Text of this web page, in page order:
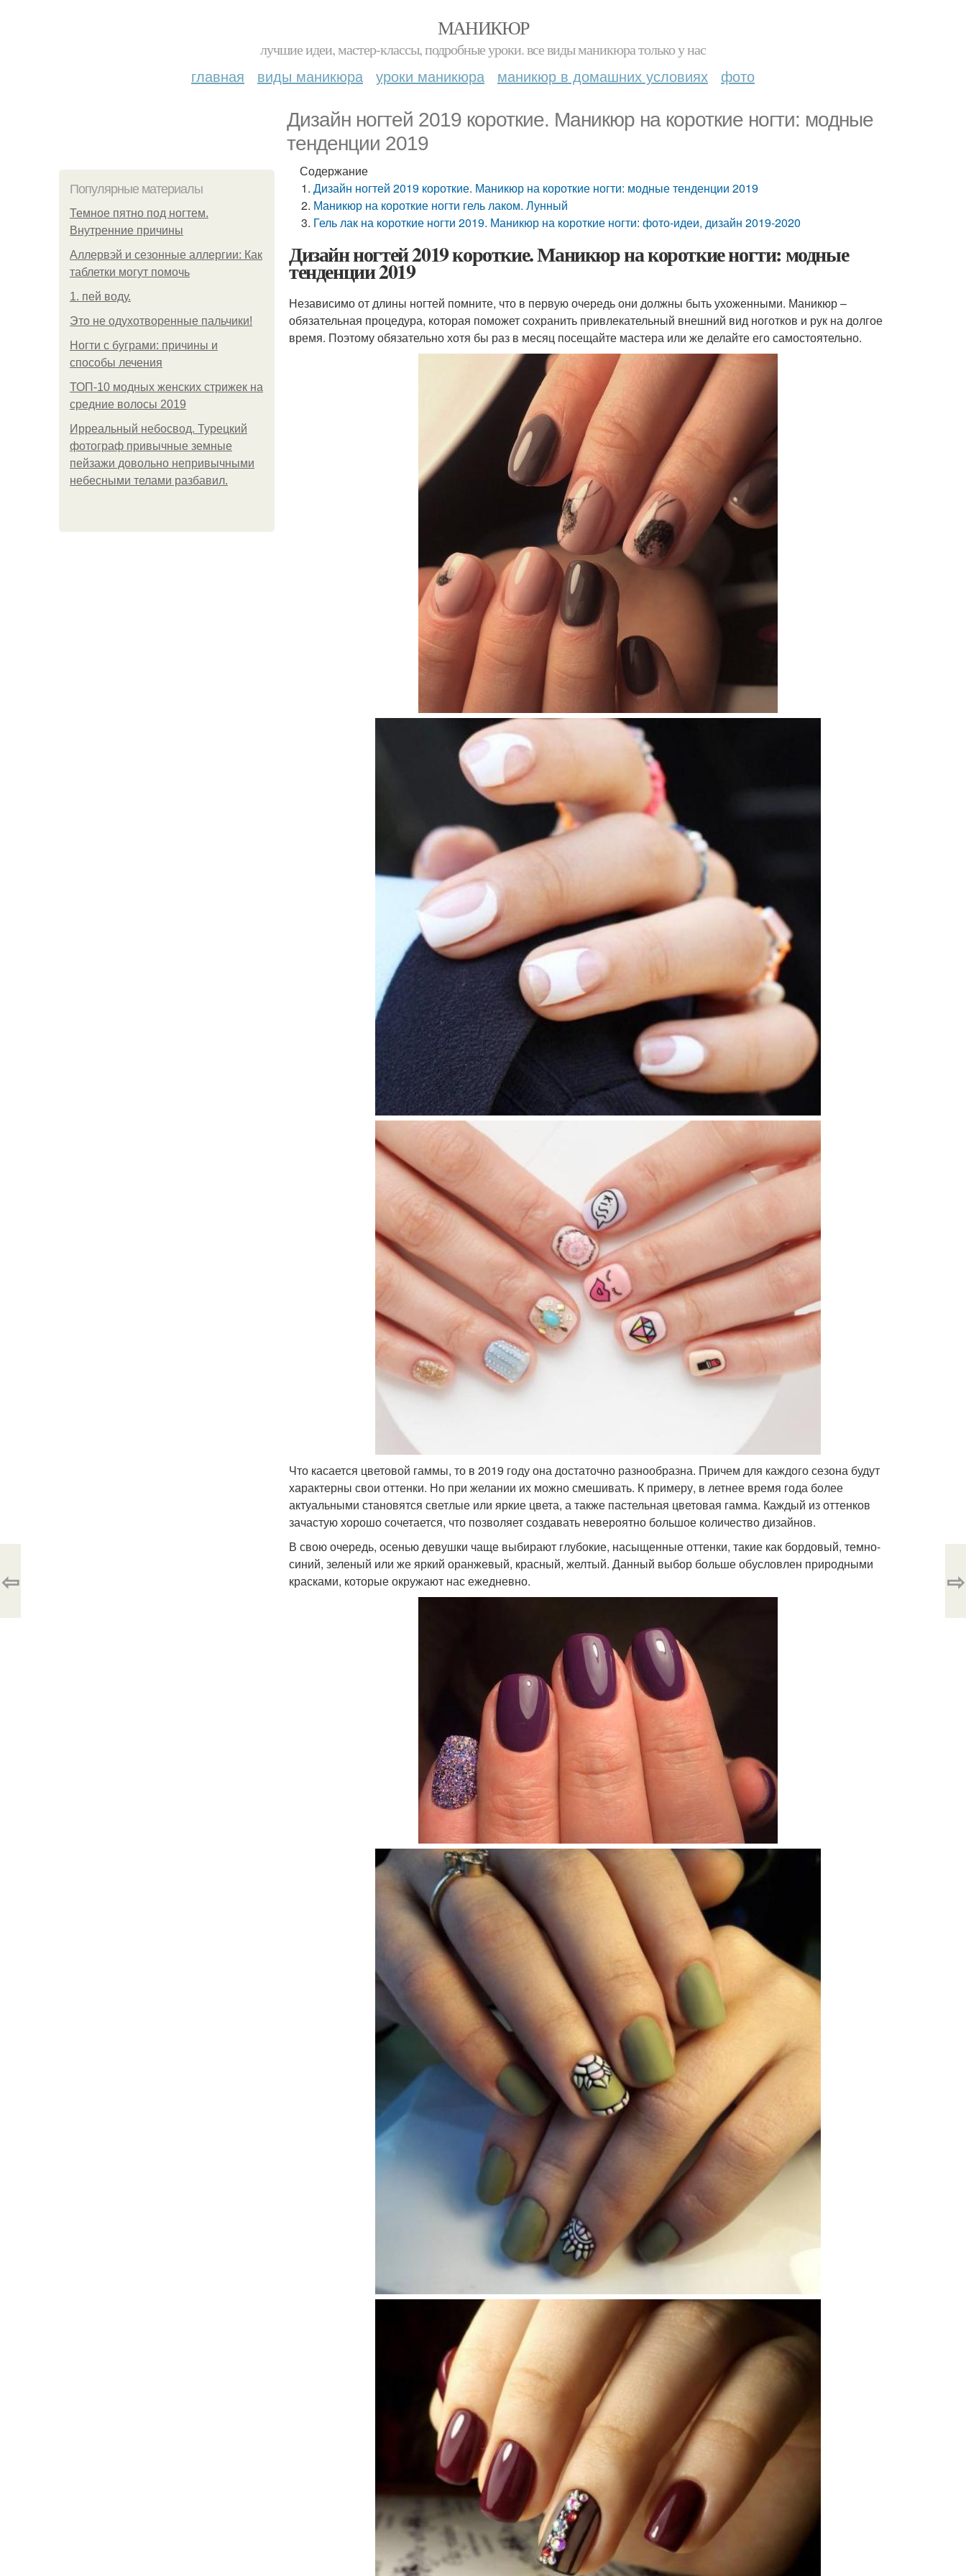
МАНИКЮР
лучшие идеи, мастер-классы, подробные уроки. все виды маникюра только у нас
главная виды маникюра уроки маникюра маникюр в домашних условиях фото
Дизайн ногтей 2019 короткие. Маникюр на короткие ногти: модные
тенденции 2019
Популярные материалы
Темное пятно под ногтем.
Внутренние причины
Аллервэй и сезонные аллергии: Как
таблетки могут помочь
1. пей воду.
Это не одухотворенные пальчики!
Ногти с буграми: причины и
способы лечения
ТОП-10 модных женских стрижек на
средние волосы 2019
Ирреальный небосвод. Турецкий
фотограф привычные земные
пейзажи довольно непривычными
небесными телами разбавил.
Содержание
Дизайн ногтей 2019 короткие. Маникюр на короткие ногти: модные тенденции 2019
Маникюр на короткие ногти гель лаком. Лунный
Гель лак на короткие ногти 2019. Маникюр на короткие ногти: фото-идеи, дизайн 2019-2020
Дизайн ногтей 2019 короткие. Маникюр на короткие ногти: модные
тенденции 2019
Независимо от длины ногтей помните, что в первую очередь они должны быть ухоженными. Маникюр –
обязательная процедура, которая поможет сохранить привлекательный внешний вид ноготков и рук на долгое
время. Поэтому обязательно хотя бы раз в месяц посещайте мастера или же делайте его самостоятельно.
Что касается цветовой гаммы, то в 2019 году она достаточно разнообразна. Причем для каждого сезона будут
характерны свои оттенки. Но при желании их можно смешивать. К примеру, в летнее время года более
актуальными становятся светлые или яркие цвета, а также пастельная цветовая гамма. Каждый из оттенков
зачастую хорошо сочетается, что позволяет создавать невероятно большое количество дизайнов.
В свою очередь, осенью девушки чаще выбирают глубокие, насыщенные оттенки, такие как бордовый, темно-
синий, зеленый или же яркий оранжевый, красный, желтый. Данный выбор больше обусловлен природными
красками, которые окружают нас ежедневно.
⇦ ⇨